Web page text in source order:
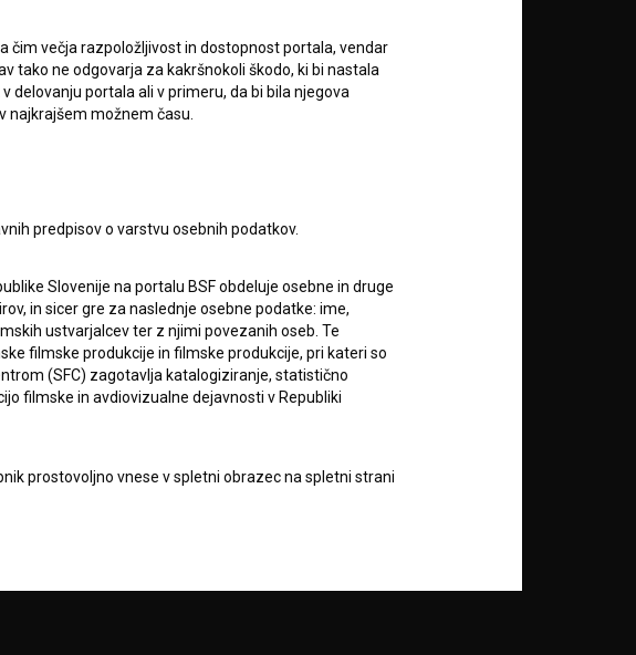
PRIJAVA
Sledite nam na:
RSS novice
RSS dogodki
ali s kreditno kartico:
čim večja razpoložljivost in dostopnost portala, vendar
tako ne odgovarja za kakršnokoli škodo, ki bi nastala
delovanju portala ali v primeru, da bi bila njegova
najkrajšem možnem času.
predpisov o varstvu osebnih podatkov.
Slovenije na portalu BSF obdeluje osebne in druge
in sicer gre za naslednje osebne podatke: ime,
ustvarjalcev ter z njimi povezanih oseb. Te
filmske produkcije in filmske produkcije, pri kateri so
(SFC) zagotavlja katalogiziranje, statistično
filmske in avdiovizualne dejavnosti v Republiki
prostovoljno vnese v spletni obrazec na spletni strani
odgovorov na njihova vprašanja in za
in raziskave v zvezi z uporabniki spletnega mesta, pri